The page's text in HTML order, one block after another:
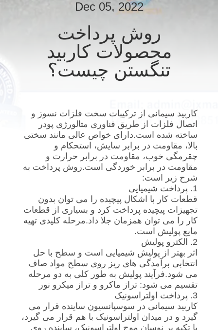
موارد
درخواست
نقل
قول
نقشه
سایت
PRIVACY
POLICY
Dec 05, 2022
روش پرداخت
محصولات کاربید
تنگستن چیست؟
کاربید سیمانی از ترکیبات سخت فلزات نسوز و
اتصال فلزات از طریق فناوری متالورژی پودر
ساخته شده است.دارای خواص عالی مانند سختی
بالا، مقاومت در برابر سایش، استحکام و
چقرمگی خوب، مقاومت در برابر حرارت و
مقاومت در برابر خوردگی است.روش پرداخت به
شرح زیر است:
1. پرداخت شیمیایی
قطعات کار با اشکال پیچیده را می توان بدون
تجهیزات پیچیده پرداخت کرد و بسیاری از قطعات
کار را می توان همزمان جلا داد.مرحله کلیدی تهیه
مایع پولیش است.
2. الکترو پولیش
اثر بهتر از پولیش شیمیایی است و سطح با حل
انتخابی برآمدگی های ریز روی سطح مواد صاف
می شود.فرآیند پولیش به طور کلی به دو مرحله
تقسیم می شود: تراز ماکرو و تراز میکرو نور
3. پرداخت اولتراسونیک
کاربید سیمانی در سوسپانسیون ساینده قرار می
گیرد و در میدان اولتراسونیک با هم قرار می گیرد،
با تکیه بر نوسان موج اولتراسونیک، ساینده روی